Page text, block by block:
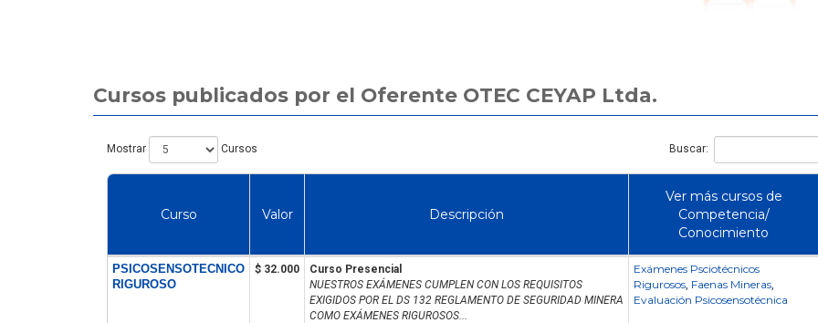
Cursos publicados por el Oferente OTEC CEYAP Ltda.
Mostrar Cursos Buscar:
Curso Valor Descripción
Ver más cursos de
Competencia/
Conocimiento
PSICOSENSOTECNICO
RIGUROSO
$ 32.000
Curso Presencial
NUESTROS EXÁMENES CUMPLEN CON LOS REQUISITOS
EXIGIDOS POR EL DS 132 REGLAMENTO DE SEGURIDAD MINERA
COMO EXÁMENES RIGUROSOS...
Exámenes Psciotécnicos
Rigurosos Faenas Mineras
Evaluación Psicosensotécnica